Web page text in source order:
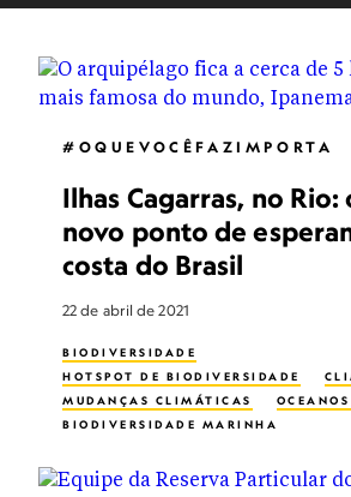
#OQUEVOCÊFAZIMPORTA
Ilhas Cagarras, no Rio:
novo ponto de
costa do Brasil
22 de abril de 2021
BIODIVERSIDADE
HOTSPOT DE BIODIVERSIDADE
MUDANÇAS CLIMÁTICAS
BIODIVERSIDADE MARINHA